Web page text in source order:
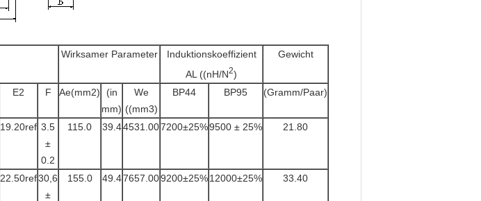
Wirksamer Parameter
Induktionskoeffizient
AL ((nH/N2)
Gewicht
E2 F Ae(mm2)
(in
mm)
We
((mm3)
BP44 BP95 (Gramm/Paar)
19.20ref 3.5
±
0.2
115.0 39.44531.007200±25%9500 ± 25% 21.80
22.50ref30,6
±
155.0 49.47657.009200±25%12000±25% 33.40